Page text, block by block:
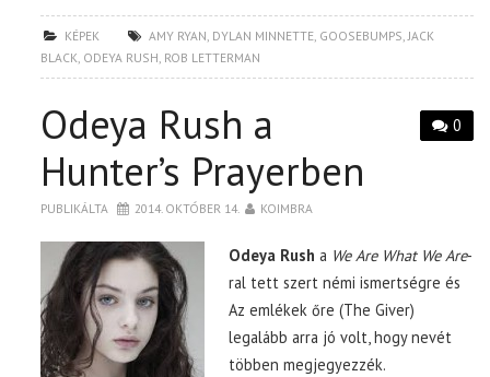
KÉPEK AMY RYAN, DYLAN MINNETTE, GOOSEBUMPS,JACK
BLACK, ODEYA RUSH, ROB LETTERMAN
0
Odeya Rush a
Hunter’s Prayerben
PUBLIKÁLTA 2014. OKTÓBER 14. KOIMBRA
Odeya Rush a We Are What We Are-
ral tett szert némi ismertségre és
Az emlékek őre (The Giver)
legalább arra jó volt, hogy nevét
többen megjegyezzék.